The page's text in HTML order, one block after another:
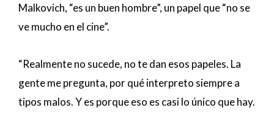
Malkovich, “es un buen hombre”, un papel que “no se
ve mucho en el cine”.
“Realmente no sucede, no te dan esos papeles. La
gente me pregunta, por qué interpreto siempre a
tipos malos. Y es porque eso es casi lo único que hay.